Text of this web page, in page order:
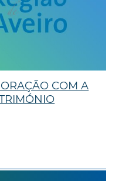
COM A